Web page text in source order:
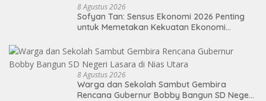
8 Agustus 2026
Sofyan Tan: Sensus Ekonomi 2026 Penting
untuk Memetakan Kekuatan Ekonomi
8 Agustus 2026
Warga dan Sekolah Sambut Gembira
Rencana Gubernur Bobby Bangun SD Negeri